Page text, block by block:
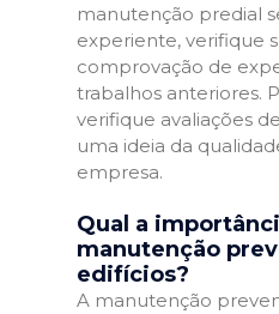
manutenção predial
experiente, verifique
comprovação de
trabalhos anteriores.
verifique avaliações
uma ideia da
empresa.
Qual a
manutenção
edifícios?
A manutenção